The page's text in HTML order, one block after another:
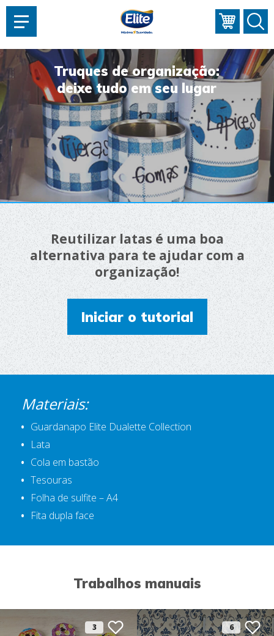
Truques de organização:
deixe tudo em seu lugar
Materiais:
Guardanapo Elite Dualette Collection
Lata
Cola em bastão
Tesouras
Folha de sulfite – A4
Fita dupla face
Reutilizar latas é uma boa
alternativa para te ajudar com a
organização!
Iniciar o tutorial
Trabalhos manuais
3 6